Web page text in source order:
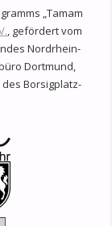
„Tamam
, gefördert vom
Nordrhein-
Dortmund,
Borsigplatz-